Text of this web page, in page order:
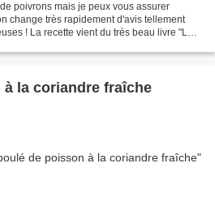
poivrons mais je peux vous assurer
change très rapidement d'avis tellement
! La recette vient du très beau livre "Les
la coriandre fraîche